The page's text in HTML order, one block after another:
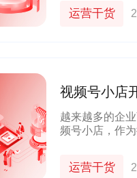
运营干货
视频号小店
越来越多的企
频号小店，作
运营干货